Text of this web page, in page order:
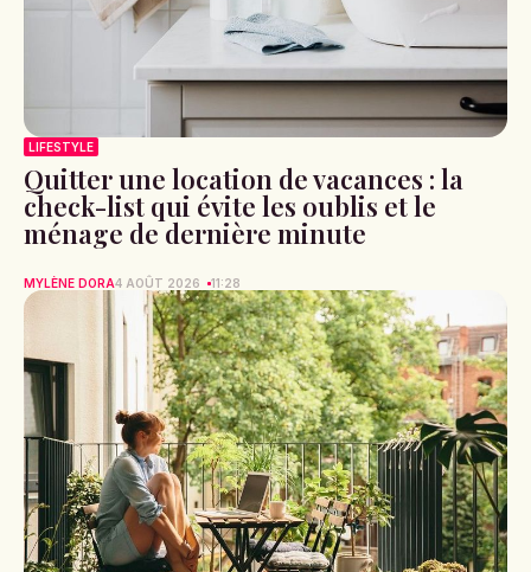
LIFESTYLE
Quitter une location de vacances : la
check-list qui évite les oublis et le
ménage de dernière minute
MYLÈNE DORA4 AOÛT 2026 11:28